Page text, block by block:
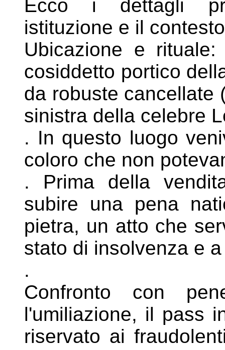
Ecco i dettagli
istituzione e il
Ubicazione e
cosiddetto portico
da robuste cancellate
sinistra della celebre
. In questo luogo
coloro che non
. Prima della
subire una pena
pietra, un atto che
stato di insolvenza e
.
Confronto con
l'umiliazione, il pass
riservato ai